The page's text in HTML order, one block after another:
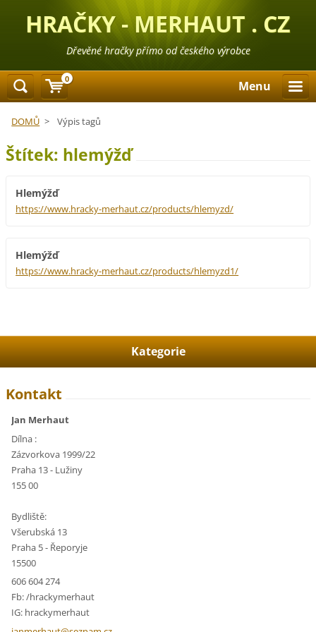
HRAČKY - MERHAUT . CZ
Dřevěné hračky přímo od českého výrobce
Menu
DOMŮ > Výpis tagů
Štítek: hlemýžď
Hlemýžď
https://www.hracky-merhaut.cz/products/hlemyzd/
Hlemýžď
https://www.hracky-merhaut.cz/products/hlemyzd1/
Kategorie
Kontakt
Jan Merhaut
Dílna :
Zázvorkova 1999/22
Praha 13 - Lužiny
155 00
Bydliště:
Všerubská 13
Praha 5 - Řeporyje
15500
606 604 274
Fb: /hrackymerhaut
IG: hrackymerhaut
0